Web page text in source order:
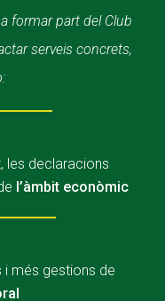
formar part del Club
serveis concrets,
les declaracions
l’àmbit econòmic
més gestions de